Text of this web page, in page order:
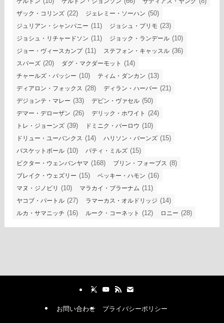
ザック・コリンズ (22) ジェレミー・ソーハン (50)
ジュリアン・シャンパニー (11) ジョシュ・プリモ (23)
ジョシュ・リチャードソン (11) ジョック・ランデール (10)
ジョー・ヴィースカンプ(11) ステフォン・キャッスル (36)
スパーズ (20) ダグ・マクダーモット (14)
チャールズ・バッシー (10) ティム・ダンカン (13)
ディアロン・フォックス (28) ディラン・ハーパー (21)
デジョンテ・マレー (33) デビン・ヴァセル (50)
デマー・デローザン (26) デリック・ホワイト (24)
トレ・ジョーンズ (39) ドミニク・バーロウ (10)
ドリュー・ユーバンクス (14) ハリソン・バーンズ (15)
バスケットボール (10) パティ・ミルズ (15)
ビクター・ウェンバンヤマ (168) ブリン・フォーブス (8)
ブレイク・ウェズリー (15) ベッキー・ハモン (16)
マヌ・ジノビリ (10) マラカイ・ブラーナム (11)
ヤコブ・パートル (27) ラマーカス・オルドリッジ (14)
ルカ・サマニッチ (16) ルーク・コーネット (12) ロニー (28)
お問い合わせ プライバシーポリシー